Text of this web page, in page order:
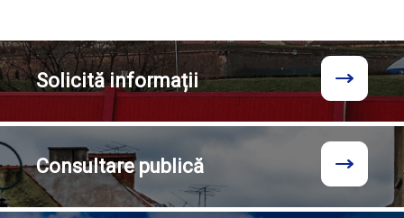
Solicităinformații
Consultarepublică